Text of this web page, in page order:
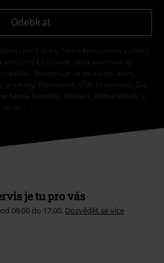
Odebírat
jen 4 týdny. Nelze kombinovat s jinými
potvrzení kódu bude sleva automaticky
košíku. Nevztahuje se na média, knihy,
produkty: Rammstein, (Till) Lindemann, Die
Sahne Fischfilet, Broilers, Böhse Onkelz a
je tu pro vás
09:00 do 17:00. Dozvědět se více